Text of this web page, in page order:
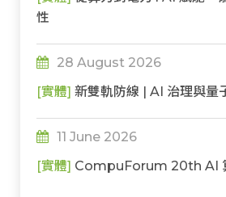
性
28 August 2026
[實體] 新雙軌防線 | AI 治理與量
11 June 2026
[實體] CompuForum 20th AI